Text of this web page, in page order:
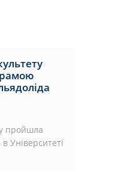
пройшла
Університеті